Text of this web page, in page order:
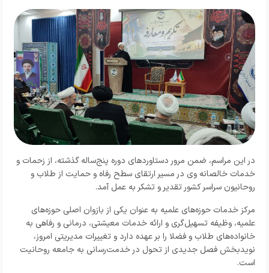
در این مراسم، ضمن مرور دستاوردهای دوره پنج‌ساله گذشته، از زحمات و
خدمات خالصانه وی در مسیر ارتقای سطح رفاه و حمایت از طلاب و
روحانیون سراسر کشور تقدیر و تشکر به عمل آمد.
مرکز خدمات حوزه‌های علمیه به عنوان یکی از بازوان اصلی حوزه‌های
علمیه، وظیفه تسهیل‌گری و ارائه خدمات معیشتی، درمانی و رفاهی به
خانواده‌های طلاب و فضلا را بر عهده دارد و تغییرات مدیریتی امروز،
نویدبخش فصل جدیدی از تحول در خدمت‌رسانی به جامعه روحانیت
است.